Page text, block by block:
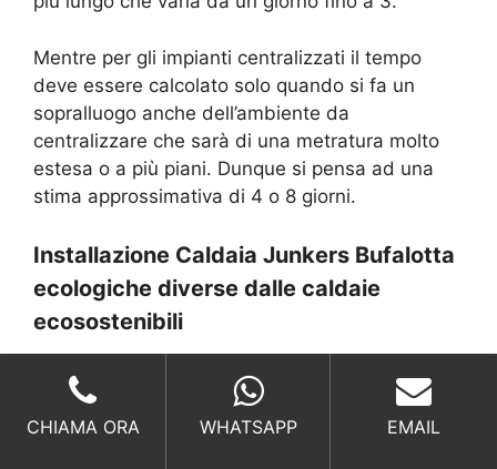
Mentre per gli impianti centralizzati il tempo
deve essere calcolato solo quando si fa un
sopralluogo anche dell’ambiente da
centralizzare che sarà di una metratura molto
estesa o a più piani. Dunque si pensa ad una
stima approssimativa di 4 o 8 giorni.
Installazione Caldaia Junkers Bufalotta
ecologiche diverse dalle caldaie
ecosostenibili
La pubblicità che viene ripetuta in
continuazione sulle caldaie e sui modelli
esistenti, sono realmente molto confusi, perché
CHIAMA ORA WHATSAPP EMAIL